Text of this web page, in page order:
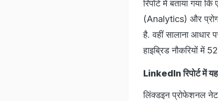
रिपोर्ट में बताया
(Analytics) और
है. वहीं सालाना आधार
हाइब्रिड नौकरियों में
LinkedIn रिपोर्ट में यह
लिंक्डइन प्रोफेशनल